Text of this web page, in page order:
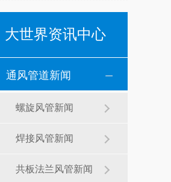
大世界资讯中心
通风管道新闻
螺旋风管新闻
焊接风管新闻
共板法兰风管新闻